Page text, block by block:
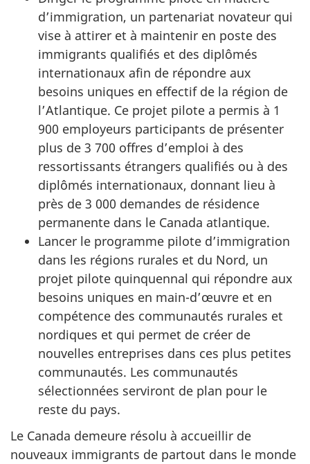
d’immigration, un partenariat novateur qui
vise à attirer et à maintenir en poste des
immigrants qualifiés et des diplômés
internationaux afin de répondre aux
besoins uniques en effectif de la région de
l’Atlantique. Ce projet pilote a permis à 1
900 employeurs participants de présenter
plus de 3 700 offres d’emploi à des
ressortissants étrangers qualifiés ou à des
diplômés internationaux, donnant lieu à
près de 3 000 demandes de résidence
permanente dans le Canada atlantique.
Lancer le programme pilote d’immigration
dans les régions rurales et du Nord, un
projet pilote quinquennal qui répondre aux
besoins uniques en main-d’œuvre et en
compétence des communautés rurales et
nordiques et qui permet de créer de
nouvelles entreprises dans ces plus petites
communautés. Les communautés
sélectionnées serviront de plan pour le
reste du pays.
Le Canada demeure résolu à accueillir de
nouveaux immigrants de partout dans le monde